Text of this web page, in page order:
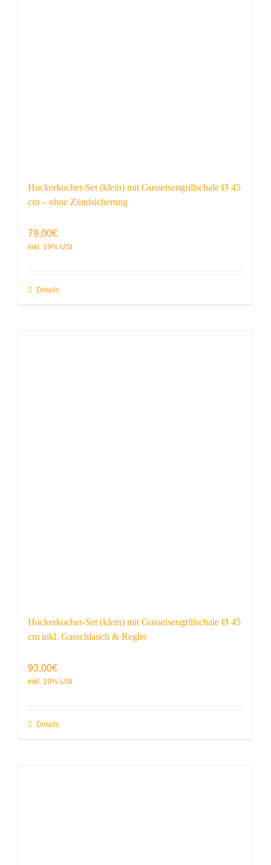
Hockerkocher-Set (klein) mit Gusseisengrillschale Ø 45
cm – ohne Zündsicherung
79,00€
Details
Hockerkocher-Set (klein) mit Gusseisengrillschale Ø 45
cm inkl. Gasschlauch & Regler
93,00€
Details